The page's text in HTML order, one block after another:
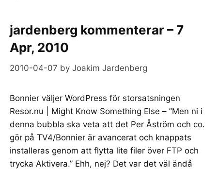
jardenberg kommenterar – 7
Apr, 2010
2010-04-07 by Joakim Jardenberg
Bonnier väljer WordPress för storsatsningen
Resor.nu | Might Know Something Else – ”Men ni i
denna bubbla ska veta att det Per Åström och co.
gör på TV4/Bonnier är avancerat och knappats
installeras genom att flytta lite filer över FTP och
trycka Aktivera.” Ehh, nej? Det var det väl ändå